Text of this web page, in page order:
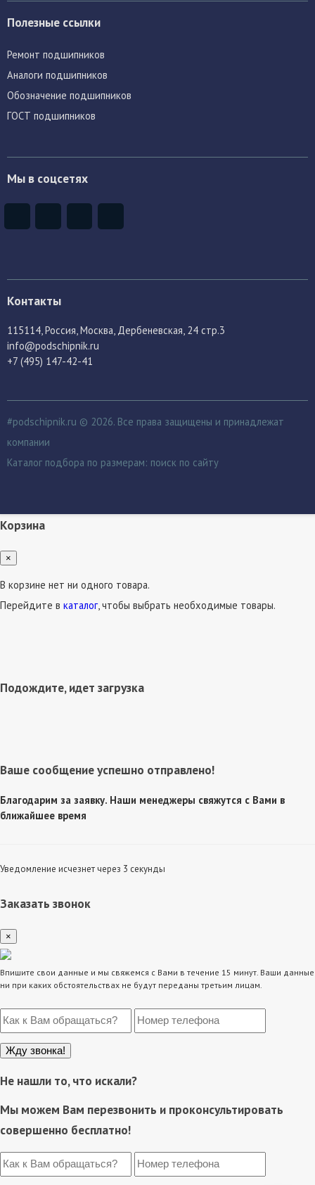
Полезные ссылки
Ремонт подшипников
Аналоги подшипников
Обозначение подшипников
ГОСТ подшипников
Мы в соцсетях
Контакты
115114, Россия,Москва, Дербеневская, 24 стр.3
info@podschipnik.ru
+7 (495) 147-42-41
#podschipnik.ru © 2026. Все права защищены и принадлежат
компании
Каталог подбора по размерам: поиск по сайту
Корзина
×
В корзине нет ни одного товара.
Перейдите в каталог, чтобы выбрать необходимые товары.
Подождите, идет загрузка
Ваше сообщение успешно отправлено!
Благодарим за заявку. Наши менеджеры свяжутся с Вами в
ближайшее время
Уведомление исчезнет через 3 секунды
Заказать звонок
×
Впишите свои данные и мы свяжемся с Вами в течение 15 минут. Ваши данные
ни при каких обстоятельствах не будут переданы третьим лицам.
Не нашли то, что искали?
Мы можем Вам перезвонить и проконсультировать
совершенно бесплатно!